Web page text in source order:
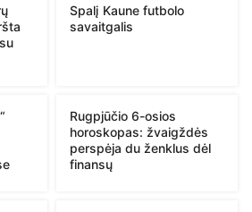
Spalį Kaune futbolo
savaitgalis
Rugpjūčio 6-osios
horoskopas: žvaigždės
perspėja du ženklus dėl
finansų